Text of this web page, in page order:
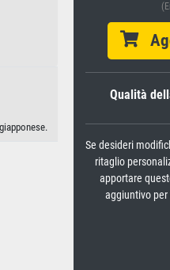
Qualità
Se desideri
ritaglio
apportare
aggiuntivo